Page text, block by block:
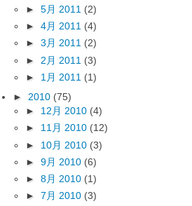
► 5月 2011 (2)
► 4月 2011 (4)
► 3月 2011 (2)
► 2月 2011 (3)
► 1月 2011 (1)
► 2010 (75)
► 12月 2010 (4)
► 11月 2010 (12)
► 10月 2010 (3)
► 9月 2010 (6)
► 8月 2010 (1)
► 7月 2010 (3)